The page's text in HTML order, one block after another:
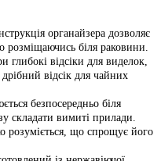
органайзера дозволяє
розміщаючись біля раковини.
глибокі відсіки для виделок,
відсік для чайних
безпосередньо біля
складати вимиті прилади.
розуміється, що спрощує його